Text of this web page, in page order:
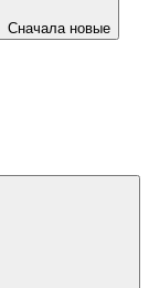
Сначала новые